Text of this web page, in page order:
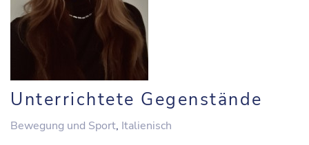
Unterrichtete Gegenstände
Bewegung und Sport, Italienisch